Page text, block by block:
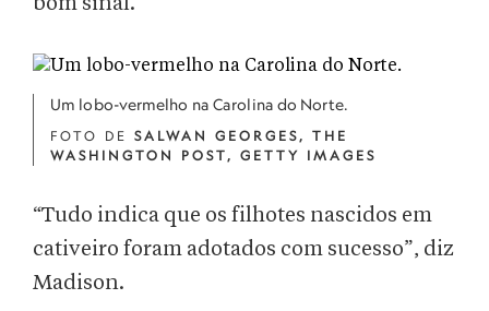
Um lobo-vermelho na Carolina do Norte.
FOTO DE SALWAN GEORGES, THE
WASHINGTON POST, GETTY IMAGES
“Tudo indica que os filhotes nascidos em
cativeiro foram adotados com sucesso”, diz
Madison.